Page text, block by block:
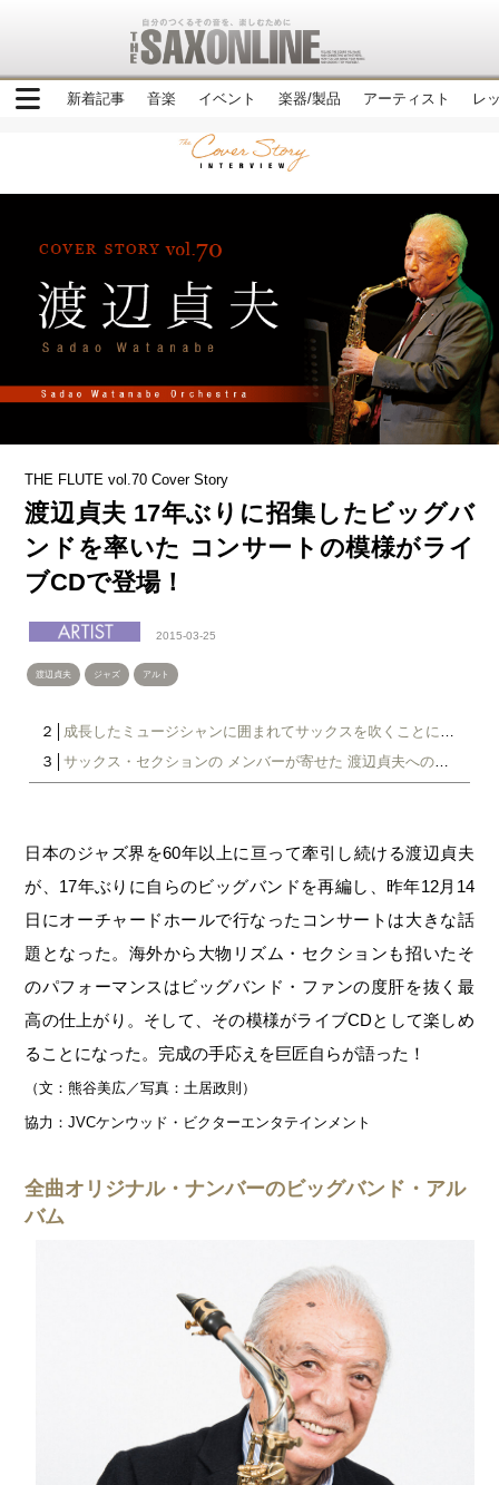
新着記事 音楽 イベント 楽器/製品 アーティスト レ
THE FLUTE vol.70 Cover Story
渡辺貞夫 17年ぶりに招集したビッグバ
ンドを率いた コンサートの模様がライ
ブCDで登場！
2015-03-25
渡辺貞夫 ジャズ アルト
２│ 成長したミュージシャンに囲まれてサックスを吹くことに専念
３│ サックス・セクションの メンバーが寄せた 渡辺貞夫へのメッセージ
日本のジャズ界を60年以上に亘って牽引し続ける渡辺貞夫
が、17年ぶりに自らのビッグバンドを再編し、昨年12月14
日にオーチャードホールで行なったコンサートは大きな話
題となった。海外から大物リズム・セクションも招いたそ
のパフォーマンスはビッグバンド・ファンの度肝を抜く最
高の仕上がり。そして、その模様がライブCDとして楽しめ
ることになった。完成の手応えを巨匠自らが語った！
（文：熊谷美広／写真：土居政則）
協力：JVCケンウッド・ビクターエンタテインメント
全曲オリジナル・ナンバーのビッグバンド・アル
バム